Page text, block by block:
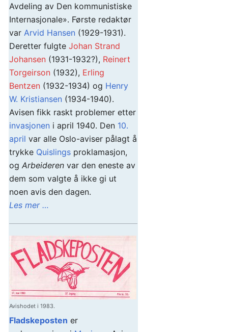
Avdeling av Den kommunistiske
Internasjonale». Første redaktør
var Arvid Hansen (1929-1931).
Deretter fulgte Johan Strand
Johansen (1931-1932?), Reinert
Torgeirson (1932), Erling
Bentzen (1932-1934) og Henry
W. Kristiansen (1934-1940).
Avisen fikk raskt problemer etter
invasjonen i april 1940. Den 10.
april var alle Oslo-aviser pålagt å
trykke Quislings proklamasjon,
og Arbeideren var den eneste av
dem som valgte å ikke gi ut
noen avis den dagen.
Les mer …
Avishodet i 1983.
Fladskeposten er